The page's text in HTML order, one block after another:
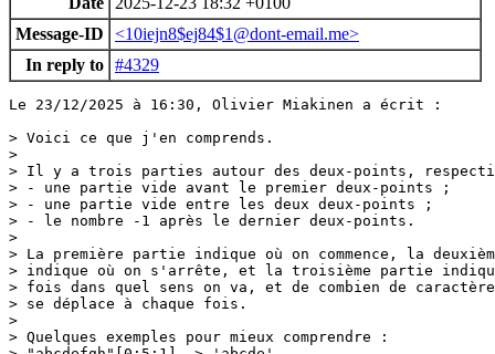
Message-ID
<10iejn8$ej84$1@dont-email.me>
In reply to #4329
Le 23/12/2025 à 16:30, Olivier Miakinen a écrit :
> Voici ce que j'en comprends.
>
> Il y a trois parties autour des deux-points,
> - une partie vide avant le premier deux-points ;
> - une partie vide entre les deux deux-points ;
> - le nombre -1 après le dernier deux-points.
>
> La première partie indique où on commence, la
> indique où on s'arrête, et la troisième partie
> fois dans quel sens on va, et de combien de
> se déplace à chaque fois.
>
> Quelques exemples pour mieux comprendre :